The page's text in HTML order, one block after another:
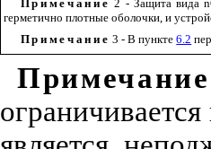
Примечание 2 - Защита вида n
герметично плотные оболочки, и
Примечание 3 - В пункте6.2
Примечание